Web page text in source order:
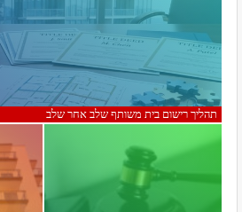
תהליך רישום בית משותף שלב אחר שלב